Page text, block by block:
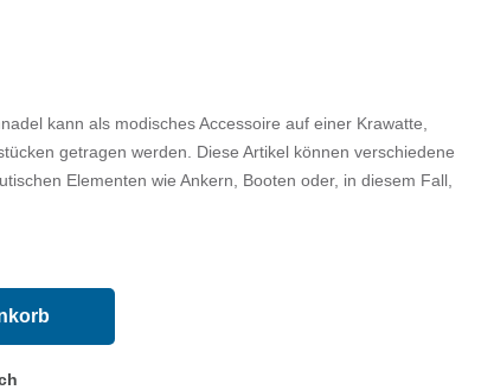
kann als modisches Accessoire auf einer Krawatte,
getragen werden. Diese Artikel können verschiedene
Elementen wie Ankern, Booten oder, in diesem Fall,